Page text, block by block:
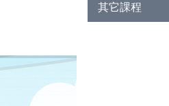
其它課程